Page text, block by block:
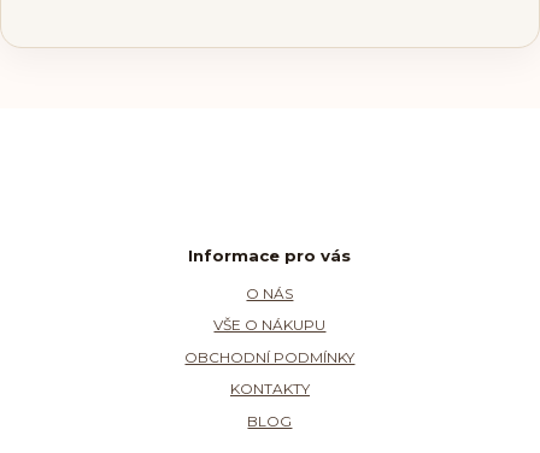
Informace pro vás
O NÁS
VŠE O NÁKUPU
OBCHODNÍ PODMÍNKY
KONTAKTY
BLOG